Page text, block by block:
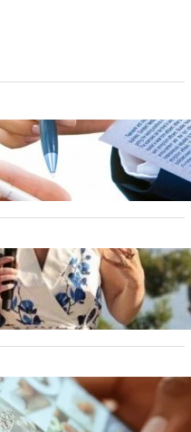
cu Banca Mondială: O
Împrumutului și
Eugenie la Lisabona: O
pentru familia
pentru Telefoane:
și Viitorul Tehnologiei